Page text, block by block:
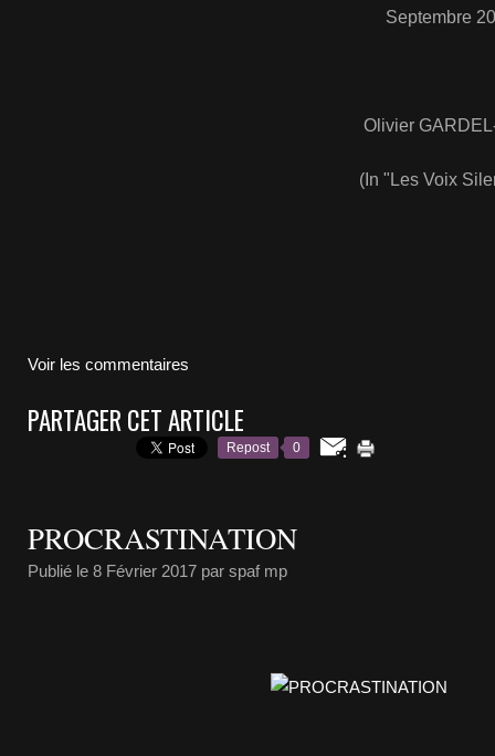
Septembre
Olivier GARDEL-
(In "Les Voix
Voir les commentaires
PARTAGER CET ARTICLE
Repost 0
PROCRASTINATION
Publié le 8 Février 2017 par spaf mp